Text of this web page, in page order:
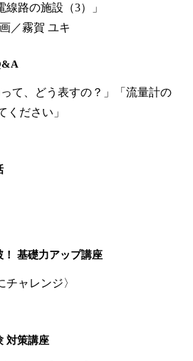
路の施設（3）」
／霧賀 ユキ
て、どう表すの？」「流量計の
ください」
基礎力アップ講座
チャレンジ〉
対策講座